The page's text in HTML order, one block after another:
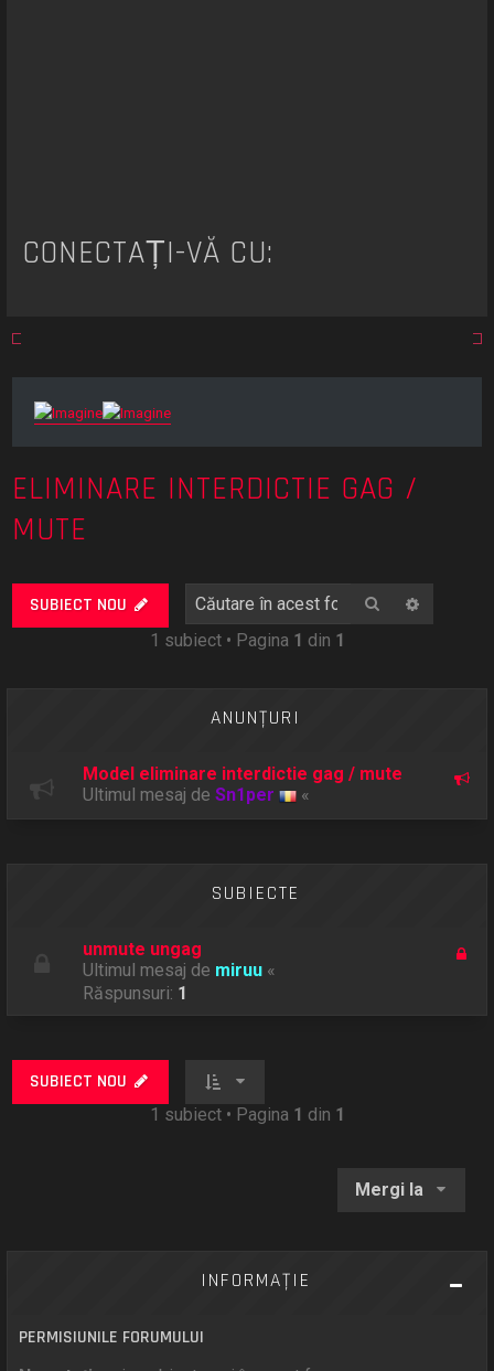
CONECTAȚI-VĂ CU:
ELIMINARE INTERDICTIE GAG /
MUTE
SUBIECT NOU Căutare
1 subiect • Pagina 1 din 1
ANUNŢURI
Model eliminare interdictie gag / mute
Ultimul mesaj deSn1per «
SUBIECTE
unmute ungag
Ultimul mesaj de miruu «
Răspunsuri: 1
SUBIECT NOU
1 subiect • Pagina 1 din 1
Mergi la
INFORMAŢIE
PERMISIUNILE FORUMULUI